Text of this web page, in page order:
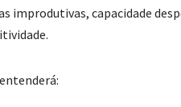
improdutivas, capacidade